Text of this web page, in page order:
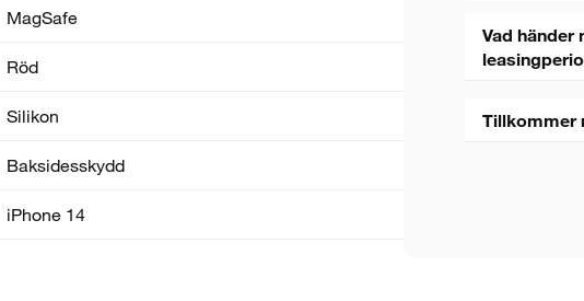
MagSafe
Röd
Silikon
Baksidesskydd
iPhone 14
Vad händer
Tillkommer